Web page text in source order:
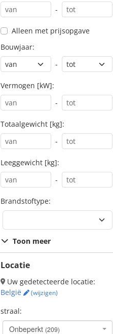
-
Alleen met prijsopgave
Bouwjaar:
-
Vermogen [kW]:
-
Totaalgewicht [kg]:
-
Leeggewicht [kg]:
-
Brandstoftype:
Toon meer
Locatie
Uw gedetecteerde locatie:
België
(wijzigen)
straal:
Onbeperkt (209)